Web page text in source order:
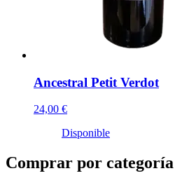
Ancestral Petit Verdot
24,00 €
Disponible
Comprar por categoría